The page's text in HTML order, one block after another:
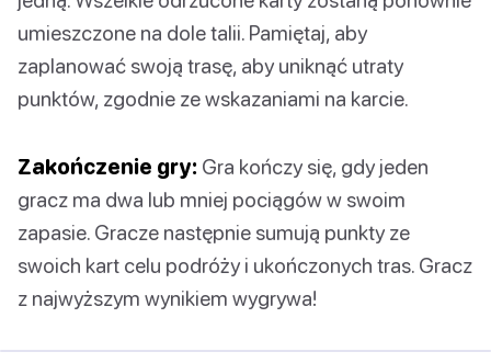
umieszczone na dole talii. Pamiętaj, aby
zaplanować swoją trasę, aby uniknąć utraty
punktów, zgodnie ze wskazaniami na karcie.
Zakończenie gry: Gra kończy się, gdy jeden
gracz ma dwa lub mniej pociągów w swoim
zapasie. Gracze następnie sumują punkty ze
swoich kart celu podróży i ukończonych tras. Gracz
z najwyższym wynikiem wygrywa!